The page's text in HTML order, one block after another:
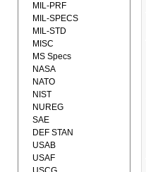
MIL-PRF
MIL-SPECS
MIL-STD
MISC
MS Specs
NASA
NATO
NIST
NUREG
SAE
DEF STAN
USAB
USAF